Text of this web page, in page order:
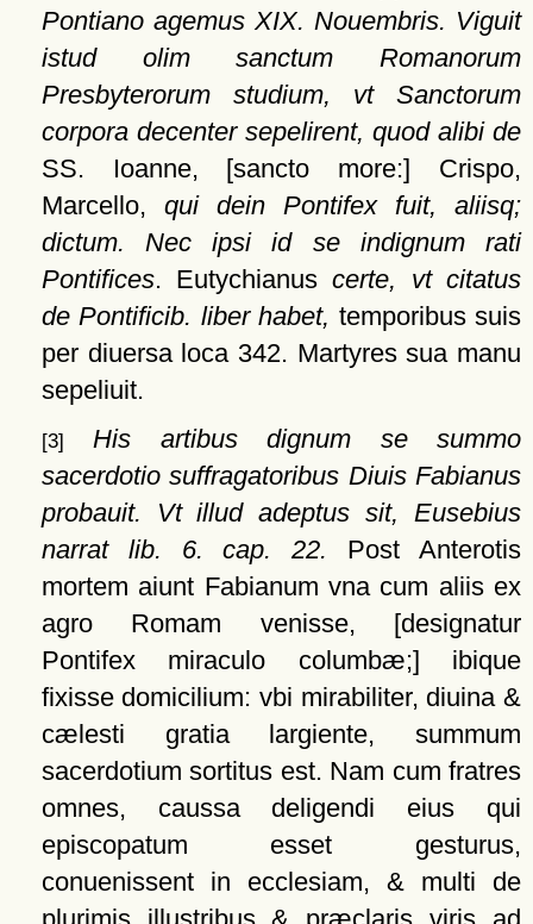
Pontiano agemus XIX. Nouembris. Viguit
istud olim sanctum Romanorum
Presbyterorum studium, vt Sanctorum
corpora decenter sepelirent, quod alibi de
SS. Ioanne, [sancto more:] Crispo,
Marcello, qui dein Pontifex fuit, aliisq;
dictum. Nec ipsi id se indignum rati
Pontifices. Eutychianuscerte, vt citatus
de Pontificib. liber habet, temporibus suis
per diuersa loca 342. Martyres sua manu
sepeliuit.
[3]
His artibus dignum se summo
sacerdotio suffragatoribus Diuis Fabianus
probauit. Vt illud adeptus sit, Eusebius
narrat lib. 6. cap. 22. Post Anterotis
mortem aiunt Fabianum vna cum aliis ex
agro Romam venisse, [designatur
Pontifex miraculo columbæ;] ibique
fixisse domicilium: vbi mirabiliter, diuina &
cælesti gratia largiente, summum
sacerdotium sortitus est. Nam cum fratres
omnes, caussa deligendi eius qui
episcopatum esset gesturus,
conuenissent in ecclesiam, & multi de